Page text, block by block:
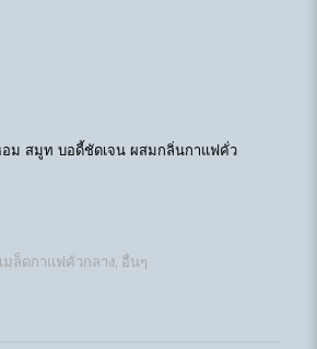
สมูท บอดี้ชัดเจน ผสมกลิ่นกาแฟคั่ว
เมล็ดกาแฟคั่วกลาง อื่นๆ